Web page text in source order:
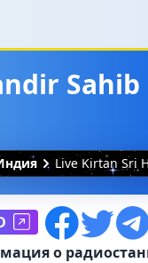
Sahib
Live Kirtan Sri
о